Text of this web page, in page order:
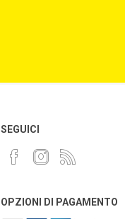
SEGUICI
OPZIONI DI PAGAMENTO